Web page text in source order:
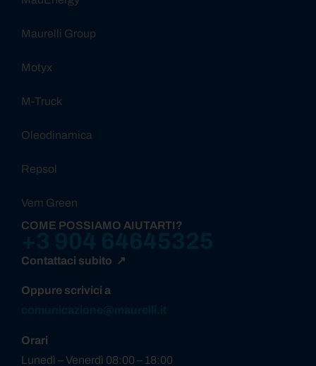
Maurelli Group
Motyx
M-Truck
Oleodinamica
Repsol
Vem Green
COME POSSIAMO AIUTARTI?
Contattaci subito ↗
Oppure scrivici a
Orari
Lunedì – Venerdì 08:00 – 18:00